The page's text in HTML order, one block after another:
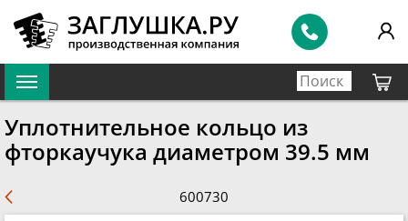
Уплотнительное кольцо из
фторкаучука диаметром 39.5 мм
600730